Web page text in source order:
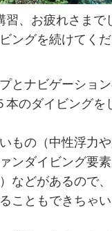
習、お疲れさまで
ングを続けてく
とナビゲーショ
本のダイビングを
もの（中性浮力
ンダイビング要
などがあるので
こともできちゃ